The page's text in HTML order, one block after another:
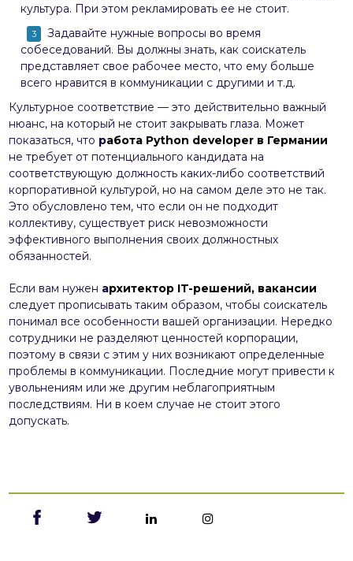
культура. При этом рекламировать ее не стоит.
Задавайте нужные вопросы во время
собеседований. Вы должны знать, как соискатель
представляет свое рабочее место, что ему больше
всего нравится в коммуникации с другими и т.д.
Культурное соответствие — это действительно важный
нюанс, на который не стоит закрывать глаза. Может
показаться, что работа Python developer в Германии
не требует от потенциального кандидата на
соответствующую должность каких-либо соответствий
корпоративной культурой, но на самом деле это не так.
Это обусловлено тем, что если он не подходит
коллективу, существует риск невозможности
эффективного выполнения своих должностных
обязанностей.
Если вам нужен архитектор IT-решений, вакансии
следует прописывать таким образом, чтобы соискатель
понимал все особенности вашей организации. Нередко
сотрудники не разделяют ценностей корпорации,
поэтому в связи с этим у них возникают определенные
проблемы в коммуникации. Последние могут привести к
увольнениям или же другим неблагоприятным
последствиям. Ни в коем случае не стоит этого
допускать.